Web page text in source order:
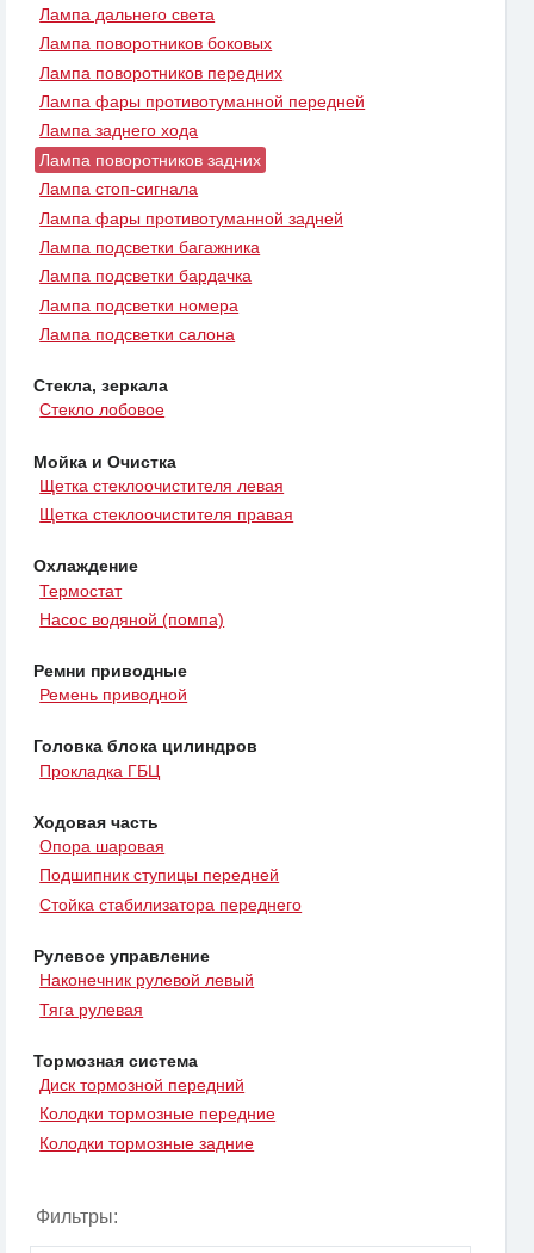
Лампа дальнего света
Лампа поворотников боковых
Лампа поворотников передних
Лампа фары противотуманной передней
Лампа заднего хода
Лампа поворотников задних
Лампа стоп-сигнала
Лампа фары противотуманной задней
Лампа подсветки багажника
Лампа подсветки бардачка
Лампа подсветки номера
Лампа подсветки салона
Стекла, зеркала
Стекло лобовое
Мойка и Очистка
Щетка стеклоочистителя левая
Щетка стеклоочистителя правая
Охлаждение
Термостат
Насос водяной (помпа)
Ремни приводные
Ремень приводной
Головка блока цилиндров
Прокладка ГБЦ
Ходовая часть
Опора шаровая
Подшипник ступицы передней
Стойка стабилизатора переднего
Рулевое управление
Наконечник рулевой левый
Тяга рулевая
Тормозная система
Диск тормозной передний
Колодки тормозные передние
Колодки тормозные задние
Фильтры: